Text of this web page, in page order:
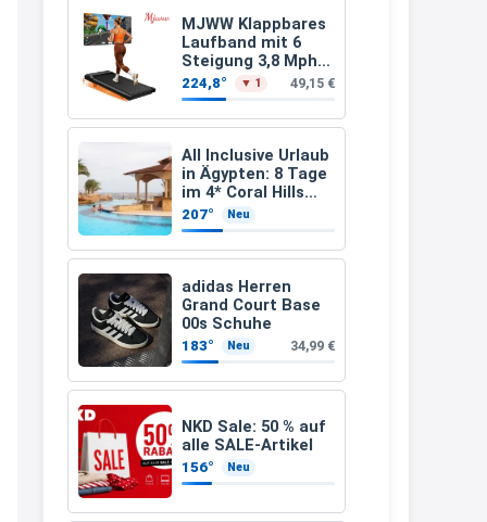
Apfelfaser)
MJWW Klappbares
Laufband mit 6
Steigung 3,8 Mph/6
Km/h Walking
224,8° ▼ 1 49,15 €
All Inclusive Urlaub
in Ägypten: 8 Tage
im 4* Coral Hills
Resort Marsa Alam
inkl. Flüge ab 299 €
p.P.
207° Neu
adidas Herren
Grand Court Base
00s Schuhe
183° Neu 34,99 €
NKD Sale: 50 % auf
alle SALE-Artikel
156° Neu
müsste schon stornieren und
nochmal bestellen, da man
Rabattcodes oder auch
Geschenkgutscheine im
Warenkorb oder an der Kasse
VOR dem Kauf einlösen kann.
17:06
↩
Och siche den Gutschein
fürmeggelebaguetts
Kerstin
Meggle bagett Gutschein code
21:37